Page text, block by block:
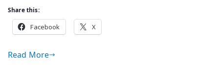
Share this:
Facebook X
Read More